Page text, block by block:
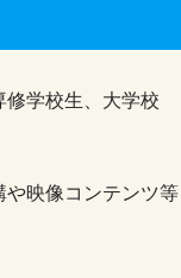
学校生、大学校
映像コンテンツ等